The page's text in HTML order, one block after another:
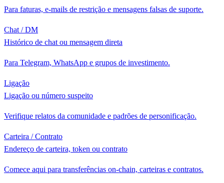
Para faturas, e-mails de restrição e mensagens falsas de suporte.
Chat / DM
Histórico de chat ou mensagem direta
Para Telegram, WhatsApp e grupos de investimento.
Ligação
Ligação ou número suspeito
Verifique relatos da comunidade e padrões de personificação.
Carteira / Contrato
Endereço de carteira, token ou contrato
Comece aqui para transferências on-chain, carteiras e contratos.